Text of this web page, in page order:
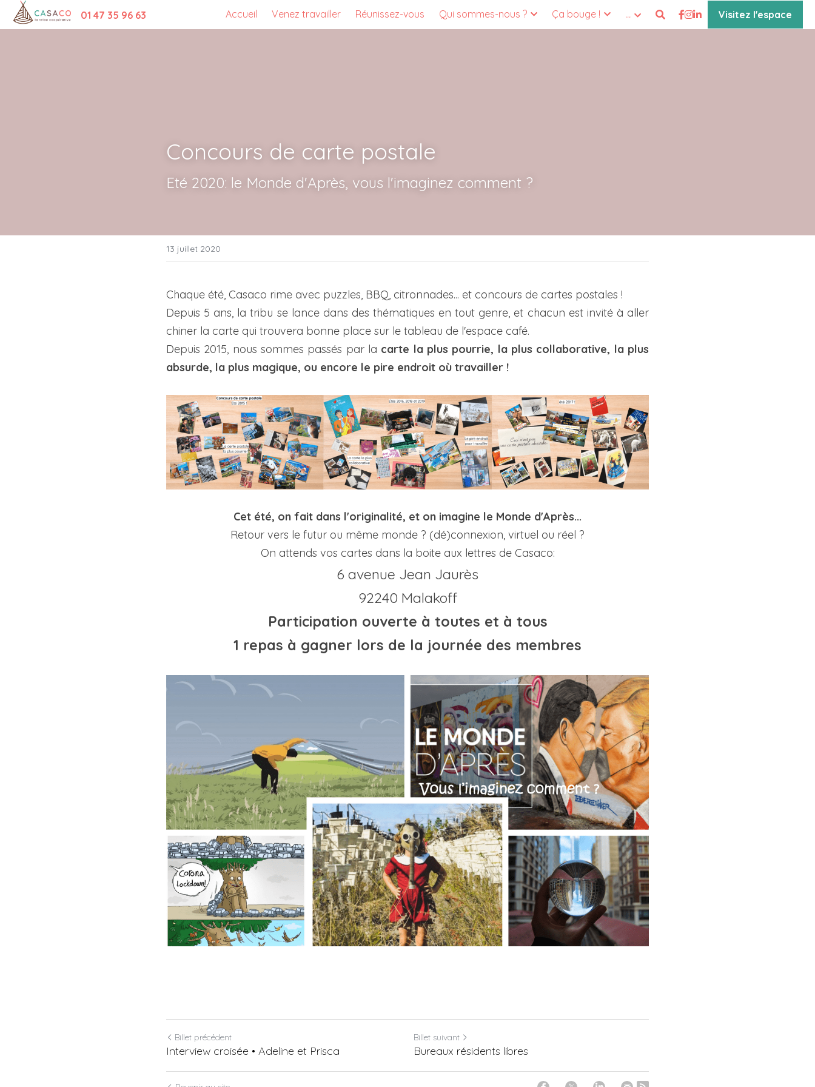
01 47 35 96 63 Accueil Venez travailler Réunissez-vous Qui sommes-nous ? Ça bouge ! … Visitez l'espace
Concours de carte postale
Eté 2020: le Monde d'Après, vous l'imaginez comment ?
13 juillet 2020
Chaque été, Casaco rime avec puzzles, BBQ, citronnades... et concours de cartes postales !
Depuis 5 ans, la tribu se lance dans des thématiques en tout genre, et chacun est invité à aller
chiner la carte qui trouvera bonne place sur le tableau de l'espace café.
Depuis 2015, nous sommes passés par la carte la plus pourrie, la plus collaborative, la plus
absurde, la plus magique, ou encore le pire endroit où travailler !
Cet été, on fait dans l'originalité, et on imagine le Monde d'Après...
Retour vers le futur ou même monde ? (dé)connexion, virtuel ou réel ?
On attends vos cartes dans la boite aux lettres de Casaco:
6 avenue Jean Jaurès
92240 Malakoff
Participation ouverte à toutes et à tous
1 repas à gagner lors de la journée des membres
Billet précédent
Interview croisée • Adeline et Prisca
Billet suivant
Bureaux résidents libres